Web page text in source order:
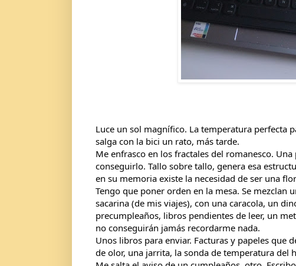
Luce un sol magnífico. La temperatura perfecta
salga con la bici un rato, más tarde.
Me enfrasco en los fractales del romanesco.
conseguirlo. Tallo sobre tallo, genera esa
en su memoria existe la necesidad de ser una
Tengo que poner orden en la mesa. Se mezclan
sacarina (de mis viajes), con una caracola, un
precumpleaños, libros pendientes de leer, un
no conseguirán jamás recordarme nada.
Unos libros para enviar. Facturas y papeles que
de olor, una jarrita, la sonda de temperatura del